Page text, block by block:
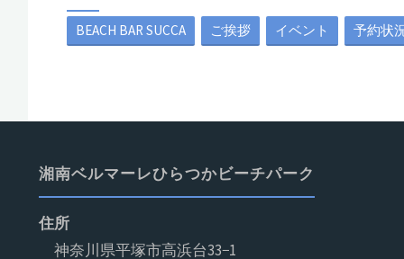
BEACH BAR SUCCA ご挨拶 イベント 予約状
湘南ベルマーレひらつかビーチパーク
住所
神奈川県平塚市高浜台33−1